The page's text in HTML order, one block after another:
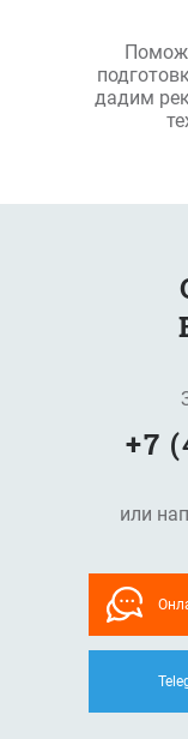
дадим
+7
или